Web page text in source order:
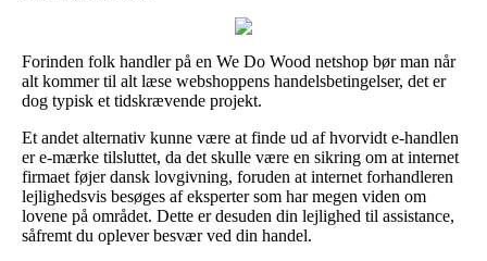
Forinden folk handler på en We Do Wood netshop bør man når
alt kommer til alt læse webshoppens handelsbetingelser, det er
dog typisk et tidskrævende projekt.
Et andet alternativ kunne være at finde ud af hvorvidt e-handlen
er e-mærke tilsluttet, da det skulle være en sikring om at internet
firmaet føjer dansk lovgivning, foruden at internet forhandleren
lejlighedsvis besøges af eksperter som har megen viden om
lovene på området. Dette er desuden din lejlighed til assistance,
såfremt du oplever besvær ved din handel.